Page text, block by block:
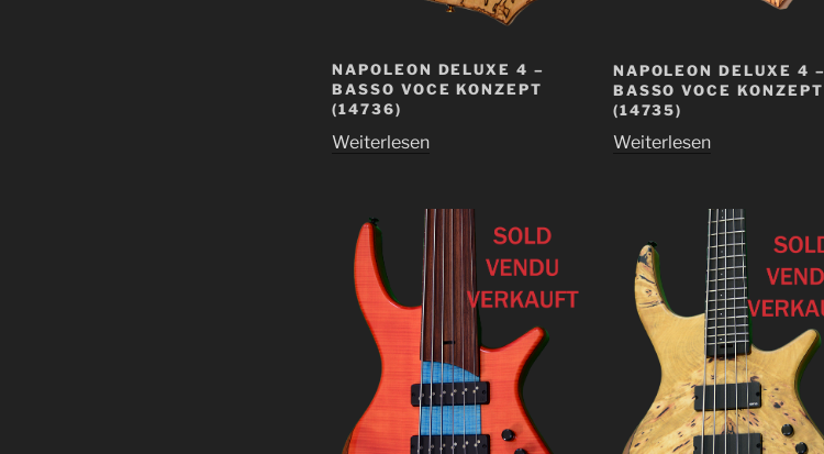
NAPOLEON DELUXE 4 –
BASSO VOCE KONZEPT
(14736)
Weiterlesen
NAPOLEON DELUXE 4 –
BASSO VOCE KONZEPT
(14735)
Weiterlesen